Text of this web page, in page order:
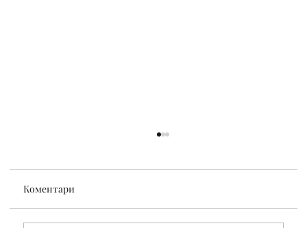
Коментари